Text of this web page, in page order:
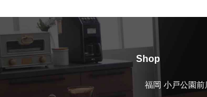
Shop
福岡 小戸公園前